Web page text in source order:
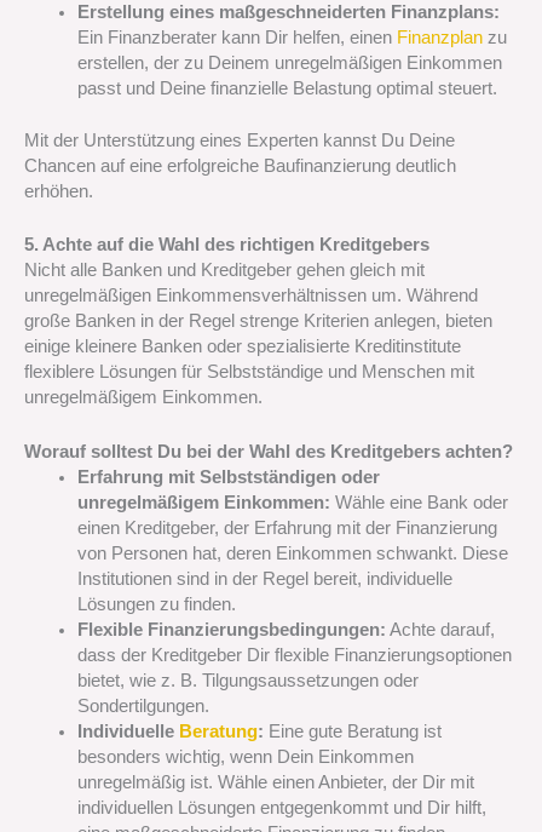
Erstellung eines maßgeschneiderten Finanzplans:
Ein Finanzberater kann Dir helfen, einen Finanzplanzu
erstellen, der zu Deinem unregelmäßigen Einkommen
passt und Deine finanzielle Belastung optimal steuert.
Mit der Unterstützung eines Experten kannst Du Deine
Chancen auf eine erfolgreiche Baufinanzierung deutlich
erhöhen.
5. Achte auf die Wahl des richtigen Kreditgebers
Nicht alle Banken und Kreditgeber gehen gleich mit
unregelmäßigen Einkommensverhältnissen um. Während
große Banken in der Regel strenge Kriterien anlegen, bieten
einige kleinere Banken oder spezialisierte Kreditinstitute
flexiblere Lösungen für Selbstständige und Menschen mit
unregelmäßigem Einkommen.
Worauf solltest Du bei der Wahl des Kreditgebers achten?
Erfahrung mit Selbstständigen oder
unregelmäßigem Einkommen: Wähle eine Bank oder
einen Kreditgeber, der Erfahrung mit der Finanzierung
von Personen hat, deren Einkommen schwankt. Diese
Institutionen sind in der Regel bereit, individuelle
Lösungen zu finden.
Flexible Finanzierungsbedingungen: Achte darauf,
dass der Kreditgeber Dir flexible Finanzierungsoptionen
bietet, wie z. B. Tilgungsaussetzungen oder
Sondertilgungen.
Individuelle Beratung: Eine gute Beratung ist
besonders wichtig, wenn Dein Einkommen
unregelmäßig ist. Wähle einen Anbieter, der Dir mit
individuellen Lösungen entgegenkommt und Dir hilft,